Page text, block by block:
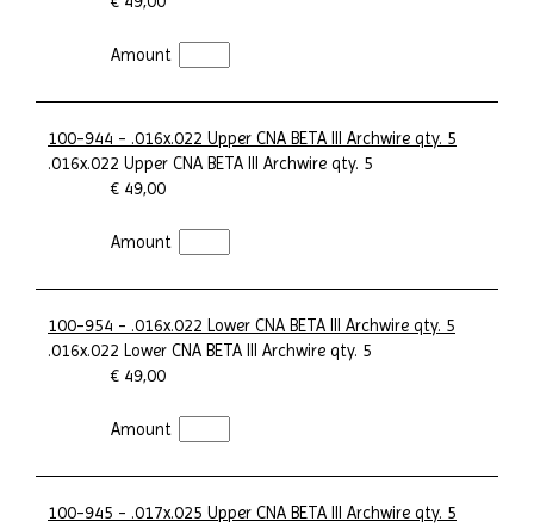
Amount
100-944 - .016x.022 Upper CNA BETA III Archwire qty. 5
.016x.022 Upper CNA BETA III Archwire qty. 5
€ 49,00
Amount
100-954 - .016x.022 Lower CNA BETA III Archwire qty. 5
.016x.022 Lower CNA BETA III Archwire qty. 5
€ 49,00
Amount
100-945 - .017x.025 Upper CNA BETA III Archwire qty. 5